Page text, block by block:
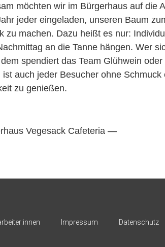
möchten wir im Bürgerhaus auf die
jeder eingeladen, unseren Baum
zu machen. Dazu heißt es nur:
an die Tanne hängen. Wer
spendiert das Team Glühwein
ist auch jeder Besucher ohne
zu genießen.
Vegesack Cafeteria —
Impressum Datenschutz